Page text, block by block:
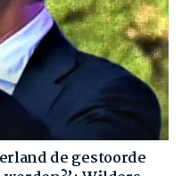
de gestoorde